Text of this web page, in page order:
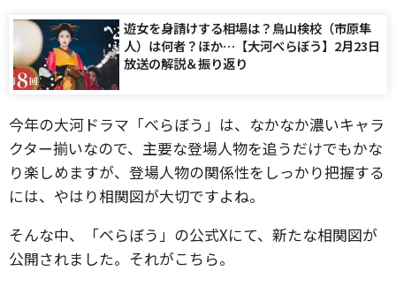
遊女を身請けする相場は？鳥山検校（市原隼
人）は何者？ほか…【大河べらぼう】2月23日
放送の解説＆振り返り
今年の大河ドラマ「べらぼう」は、なかなか濃いキャラ
クター揃いなので、主要な登場人物を追うだけでもかな
り楽しめますが、登場人物の関係性をしっかり把握する
には、やはり相関図が大切ですよね。
そんな中、「べらぼう」の公式Xにて、新たな相関図が
公開されました。それがこちら。